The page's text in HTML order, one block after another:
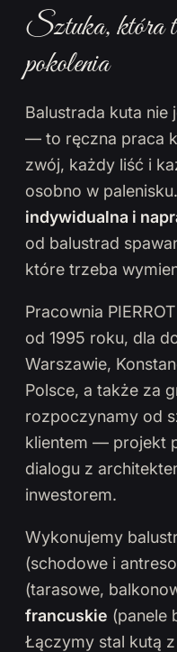
Sztuka, która
pokolenia
Balustrada kuta nie
— to ręczna praca
zwój, każdy liść i
osobno w palenisku.
indywidualna i
od balustrad
które trzeba
Pracownia
od 1995 roku, dla
Warszawie,
Polsce, a także za
rozpoczynamy od
klientem — projekt
dialogu z
inwestorem.
Wykonujemy
(schodowe i
(tarasowe,
francuskie (panele
Łączymy stal kutą